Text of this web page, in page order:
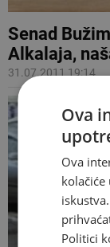
Senad
Alkalaja,
31.07.2011 19:14
Ova
Ova
Politici